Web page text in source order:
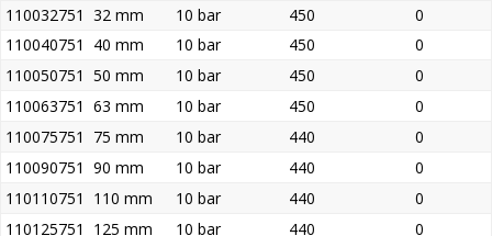
110032751 32 mm 10 bar 450
0
110040751
40 mm 10 bar 450
0
110050751 50 mm 10 bar 450
0
110063751 63 mm 10 bar 450
0
110075751
75 mm 10 bar 440
0
110090751 90 mm 10 bar 440
0
110110751
110 mm 10 bar 440
0
110125751
125 mm 10 bar 440
0